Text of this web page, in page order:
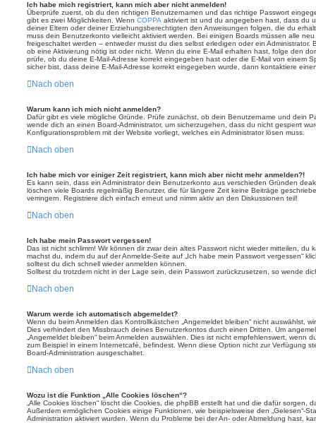
Ich habe mich registriert, kann mich aber nicht anmelden!
Überprüfe zuerst, ob du den richtigen Benutzernamen und das richtige Passwort
gibt es zwei Möglichkeiten. Wenn COPPA aktiviert ist und du angegeben hast, dass du
deiner Eltern oder deiner Erziehungsberechtigten den Anweisungen folgen, die du
muss dein Benutzerkonto vielleicht aktiviert werden. Bei einigen Boards müssen alle
freigeschaltet werden – entweder musst du dies selbst erledigen oder ein Administrator.
ob eine Aktivierung nötig ist oder nicht. Wenn du eine E-Mail erhalten hast, folge den
prüfe, ob du deine E-Mail-Adresse korrekt eingegeben hast oder die E-Mail von einem
sicher bist, dass deine E-Mail-Adresse korrekt eingegeben wurde, dann kontaktiere
Nach oben
Warum kann ich mich nicht anmelden?
Dafür gibt es viele mögliche Gründe. Prüfe zunächst, ob dein Benutzername und dein
wende dich an einen Board-Administrator, um sicherzugehen, dass du nicht gesperrt
Konfigurationsproblem mit der Website vorliegt, welches ein Administrator lösen muss.
Nach oben
Ich habe mich vor einiger Zeit registriert, kann mich aber nicht mehr anmelden?!
Es kann sein, dass ein Administrator dein Benutzerkonto aus verschieden Gründen
löschen viele Boards regelmäßig Benutzer, die für längere Zeit keine Beiträge
verringern. Registriere dich einfach erneut und nimm aktiv an den Diskussionen teil!
Nach oben
Ich habe mein Passwort vergessen!
Das ist nicht schlimm! Wir können dir zwar dein altes Passwort nicht wieder mitteilen, du
machst du, indem du auf der Anmelde-Seite auf „Ich habe mein Passwort vergessen“
solltest du dich schnell wieder anmelden können.
Solltest du trotzdem nicht in der Lage sein, dein Passwort zurückzusetzen, so wende
Nach oben
Warum werde ich automatisch abgemeldet?
Wenn du beim Anmelden das Kontrollkästchen „Angemeldet bleiben“ nicht auswählst,
Dies verhindert den Missbrauch deines Benutzerkontos durch einen Dritten. Um
„Angemeldet bleiben“ beim Anmelden auswählen. Dies ist nicht empfehlenswert, wenn
zum Beispiel in einem Internetcafé, befindest. Wenn diese Option nicht zur Verfügung
Board-Administration ausgeschaltet.
Nach oben
Wozu ist die Funktion „Alle Cookies löschen“?
„Alle Cookies löschen“ löscht die Cookies, die phpBB erstellt hat und die dafür sorgen,
Außerdem ermöglichen Cookies einige Funktionen, wie beispielsweise den „Gelesen“-
Administration aktiviert wurden. Wenn du Probleme bei der An- oder Abmeldung hast,